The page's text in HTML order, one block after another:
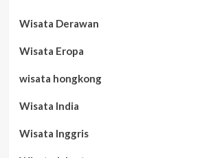
Wisata Derawan
Wisata Eropa
wisata hongkong
Wisata India
Wisata Inggris